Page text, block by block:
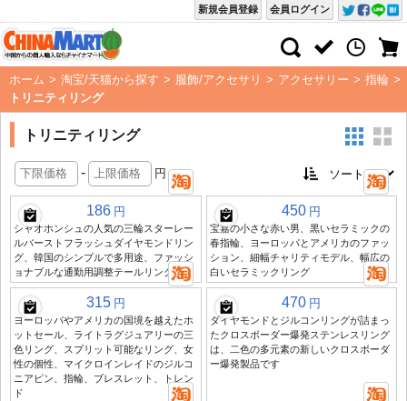
会員ログイン
新規会員登録
ホーム > 淘宝/天猫から探す > 服飾/アクセサリ > アクセサリー > 指輪 >
トリニティリング
トリニティリング
- 円
186 円
シャオホンシュの人気の三輪スターレー
ルバーストフラッシュダイヤモンドリン
グ、韓国のシンプルで多用途、ファッシ
ョナブルな通勤用調整テールリング
450 円
宝嘉の小さな赤い男、黒いセラミックの
春指輪、ヨーロッパとアメリカのファッ
ション、細幅チャリティモデル、幅広の
白いセラミックリング
315 円
ヨーロッパやアメリカの国境を越えたホ
ットセール、ライトラグジュアリーの三
色リング、スプリット可能なリング、女
性の個性、マイクロインレイドのジルコ
ニアピン、指輪、ブレスレット、トレン
ド
470 円
ダイヤモンドとジルコンリングが詰まっ
たクロスボーダー爆発ステンレスリング
は、二色の多元素の新しいクロスボーダ
ー爆発製品です